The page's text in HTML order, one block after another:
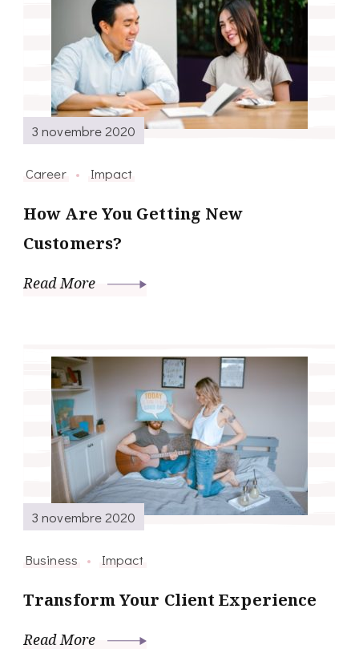
3 novembre 2020
Career Impact
How Are You Getting New
Customers?
Read More
3 novembre 2020
Business Impact
Transform Your Client Experience
Read More